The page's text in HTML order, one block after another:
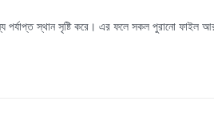
স্থান সৃষ্টি করে। এর ফলে সকল পুরানো ফাইল